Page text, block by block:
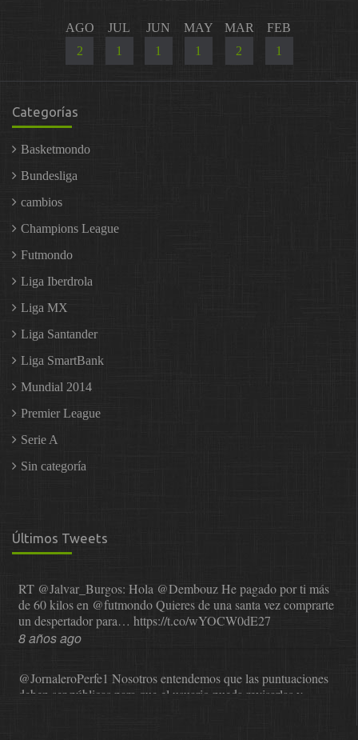
AGO
2
JUL
1
JUN
1
MAY
1
MAR
2
FEB
1
Categorías
Basketmondo
Bundesliga
cambios
Champions League
Futmondo
Liga Iberdrola
Liga MX
Liga Santander
Liga SmartBank
Mundial 2014
Premier League
Serie A
Sin categoría
Últimos Tweets
RT @Jalvar_Burgos: Hola @DembouzHe pagado por ti más
de 60 kilos en @futmondoQuieres de una santa vez comprarte
un despertador para… https://t.co/wYOCW0dE27
8 años ago
@JornaleroPerfe1 Nosotros entendemos que las puntuaciones
deben ser públicas para que el usuario pueda revisarlas y…